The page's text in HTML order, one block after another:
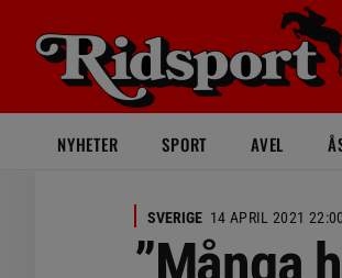
NYHETER SPORT AVEL
SVERIGE 14 APRIL 2021 22:00
”Många